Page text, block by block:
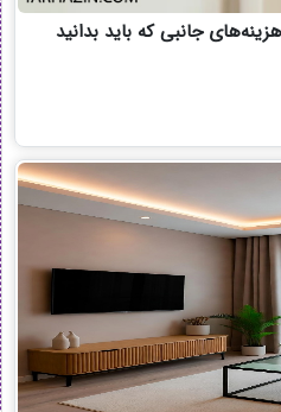
جانبی که باید بدانید